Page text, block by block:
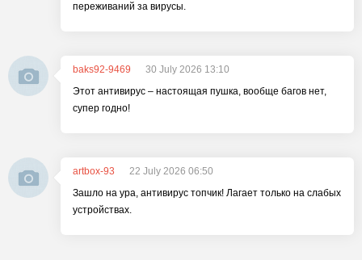
переживаний за вирусы.
baks92-9469
30 July 2026 13:10
Этот антивирус – настоящая пушка, вообще багов нет,
супер годно!
artbox-93
22 July 2026 06:50
Зашло на ура, антивирус топчик! Лагает только на слабых
устройствах.